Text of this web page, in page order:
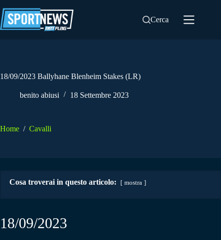
al
contenuto
Cerca
18/09/2023 Ballyhane Blenheim Stakes (LR)
benito abiusi 18 Settembre 2023
Home / Cavalli
Cosa troverai in questo articolo: mostra
18/09/2023